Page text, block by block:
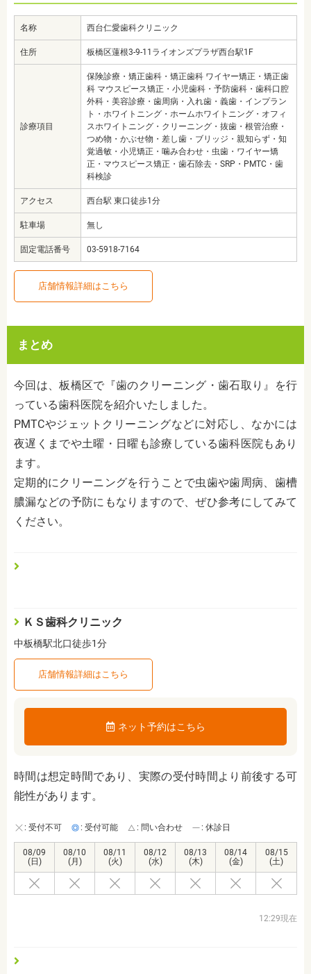
名称 西台仁愛歯科クリニック
住所 板橋区蓮根3-9-11ライオンズプラザ西台駅1F
診療項目
保険診療・矯正歯科・矯正歯科 ワイヤー矯正・矯正歯
科 マウスピース矯正・小児歯科・予防歯科・歯科口腔
外科・美容診療・歯周病・入れ歯・義歯・インプラン
ト・ホワイトニング・ホームホワイトニング・オフィ
スホワイトニング・クリーニング・抜歯・根管治療・
つめ物・かぶせ物・差し歯・ブリッジ・親知らず・知
覚過敏・小児矯正・噛み合わせ・虫歯・ワイヤー矯
正・マウスピース矯正・歯石除去・SRP・PMTC・歯
科検診
アクセス 西台駅 東口徒歩1分
駐車場 無し
固定電話番号 03-5918-7164
店舗情報詳細はこちら
まとめ
今回は、板橋区で『歯のクリーニング・歯石取り』を行
っている歯科医院を紹介いたしました。
PMTCやジェットクリーニングなどに対応し、なかには
夜遅くまでや土曜・日曜も診療している歯科医院もあり
ます。
定期的にクリーニングを行うことで虫歯や歯周病、歯槽
膿漏などの予防にもなりますので、ぜひ参考にしてみて
ください。
ＫＳ歯科クリニック
中板橋駅北口徒歩1分
店舗情報詳細はこちら
ネット予約はこちら
時間は想定時間であり、実際の受付時間より前後する可
能性があります。
: 受付不可 : 受付可能 : 問い合わせ : 休診日
08/09
(日)
08/10
(月)
08/11
(火)
08/12
(水)
08/13
(木)
08/14
(金)
08/15
(土)
12:29現在